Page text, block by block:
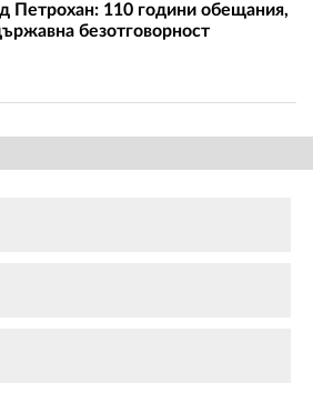
Петрохан: 110 години обещания,
безотговорност